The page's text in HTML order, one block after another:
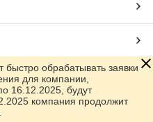
обрабатывать заявки
для компании,
16.12.2025, будут
компания продолжит